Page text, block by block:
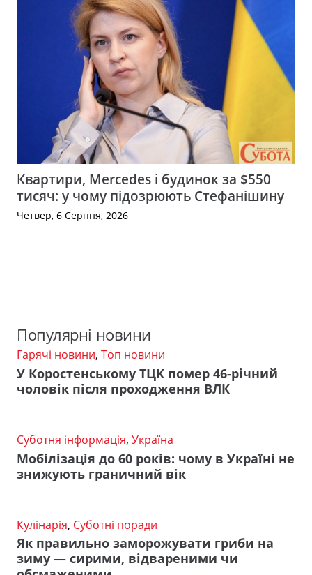
Квартири, Mercedes і будинок за $550
тисяч: у чому підозрюють Стефанішину
Четвер, 6 Серпня, 2026
Популярні новини
Гарячі новини, Топ новини
У Коростенському ТЦК помер 46-річний
чоловік після проходження ВЛК
Суботня інформація, Україна
Мобілізація до 60 років: чому в Україні не
знижують граничний вік
Кулінарія, Суботні поради
Як правильно заморожувати гриби на
зиму — сирими, відвареними чи